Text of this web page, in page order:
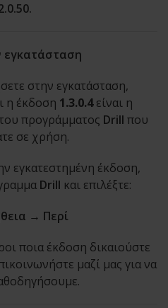
εγκατάσταση
στην εγκατάσταση,
η έκδοση 1.3.0.4είναι η
προγράμματος Drill που
σε χρήση.
εγκατεστημένη έκδοση,
Drill και επιλέξτε:
→ Περί
ποια έκδοση δικαιούστε
μαζί μας για να